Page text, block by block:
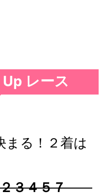
レース
る！２着は
２３４５７